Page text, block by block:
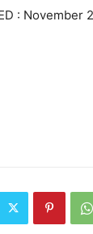
: November